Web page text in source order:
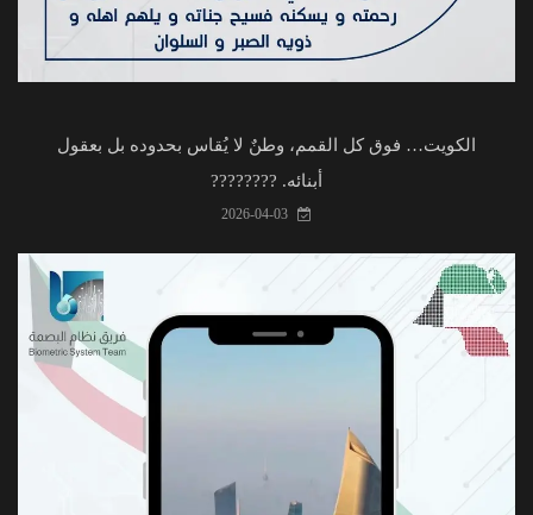
الكويت… فوق كل القمم، وطنٌ لا يُقاس بحدوده بل بعقول
أبنائه. ????????